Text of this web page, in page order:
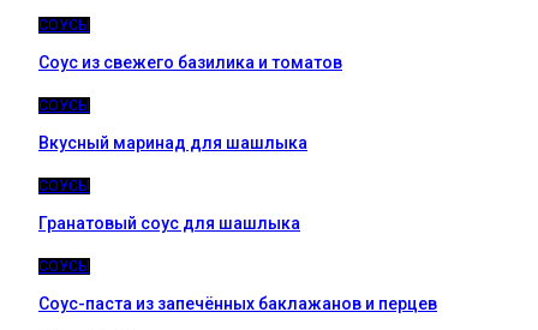
СОУСЫ
Соус из свежего базилика и томатов
СОУСЫ
Вкусный маринад для шашлыка
СОУСЫ
Гранатовый соус для шашлыка
СОУСЫ
Соус-паста из запечённых баклажанов и перцев